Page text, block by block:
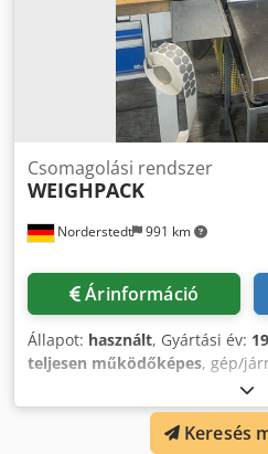
Norderstedt 991 km
Csomagolási rendszer
WEIGHPACK
Árinformáció
Állapot: használt, Gyártási év:
teljesen működőképes, gép/
Ajánlatszám: D56L/8403
WEIGHPACK Típus: Gyártási
Kartondoboz méretek:Keresés